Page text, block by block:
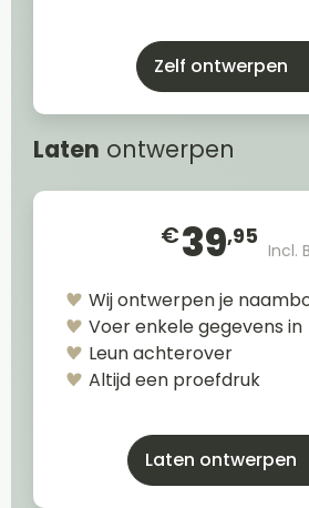
Zelf ontwerpen
Laten ontwerpen
€39,95
Incl.
Wij ontwerpen je
Voer enkele gegevens in
Leun achterover
Altijd een proefdruk
Laten ontwerpen